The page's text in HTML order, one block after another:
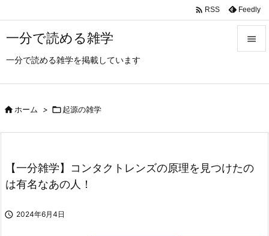
一分で読める雑学
一分で読める雑学を掲載しています

次へ
 RSS Feedly
ホーム > 起源の雑学
【一分雑学】コンタクトレンズの原理を見つけたの
は有名なあの人！
 2024年6月4日